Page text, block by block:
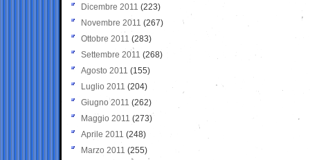
Dicembre 2011 (223)
Novembre 2011 (267)
Ottobre 2011 (283)
Settembre 2011 (268)
Agosto 2011 (155)
Luglio 2011 (204)
Giugno 2011 (262)
Maggio 2011 (273)
Aprile 2011 (248)
Marzo 2011 (255)